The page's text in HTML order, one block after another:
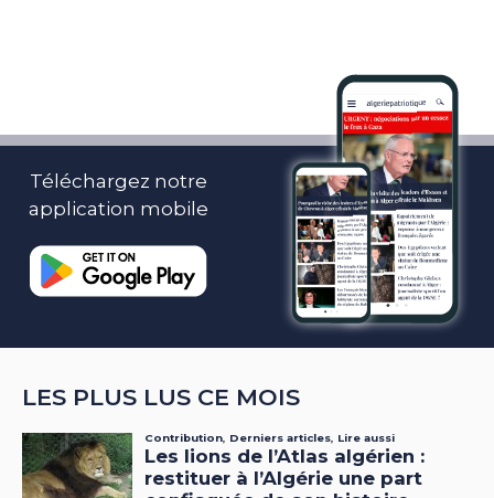
Téléchargez notre
application mobile
LES PLUS LUS CE MOIS